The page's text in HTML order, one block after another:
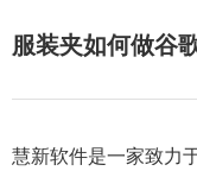
服装夹如何做谷
慧新软件是一家致力